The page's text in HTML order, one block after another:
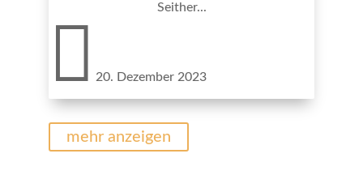
Seither...
 20. Dezember 2023
mehr anzeigen